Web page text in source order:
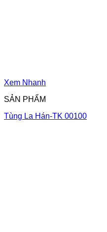
Xem Nhanh
SẢN PHẨM
Tùng La Hán-TK 00100